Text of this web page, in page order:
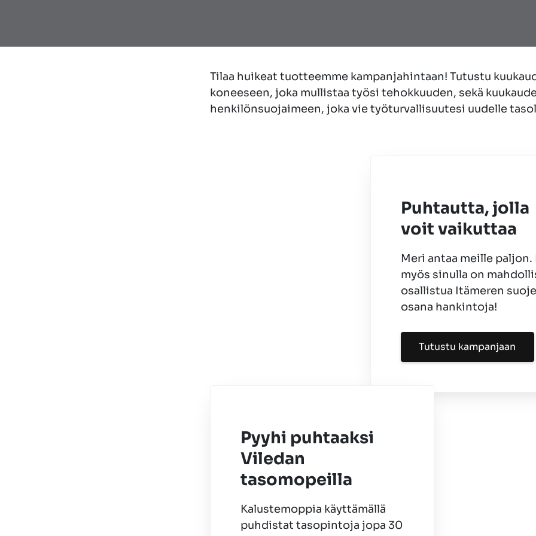
Tilaa huikeat tuotteemme kampanjahintaan! Tutustu
koneeseen, joka mullistaa työsi tehokkuuden, sekä
henkilönsuojaimeen, joka vie työturvallisuutesi uudelle
Puhtautta, jolla
voit vaikuttaa
Meri antaa meille paljon.
myös sinulla on
osallistua Itämeren
osana hankintoja!
Tutustu kampanjaan
Pyyhi puhtaaksi
Viledan
tasomopeilla
Kalustemoppia käyttämällä
puhdistat tasopintoja jopa 30